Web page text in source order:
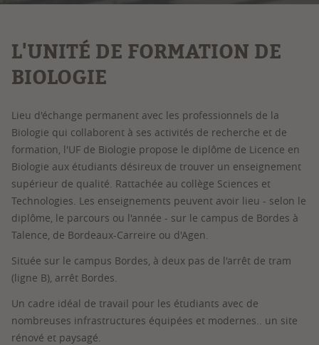
L'UNITÉ DE FORMATION DE
BIOLOGIE
Lieu d'échange permanent avec les professionnels de la
Biologie qui collaborent à ses activités de recherche et de
formation, l'UF de Biologie propose le diplôme de Licence en
Biologie aux étudiants désireux de trouver un enseignement
supérieur de qualité. Rattachée au collège Sciences et
Technologies. Les enseignements peuvent avoir lieu - selon le
diplôme, le parcours ou l'année - sur le campus de Bordes à
Talence, de Bordeaux-Carreire ou d'Agen.
Située sur le campus Bordes, à deux pas de l'arrêt de tram
(ligne B), arrêt Bordes.
Un cadre idéal de travail pour les étudiants avec de
nombreuses infrastructures équipées et modernes.. un site
rénové et paysagé.